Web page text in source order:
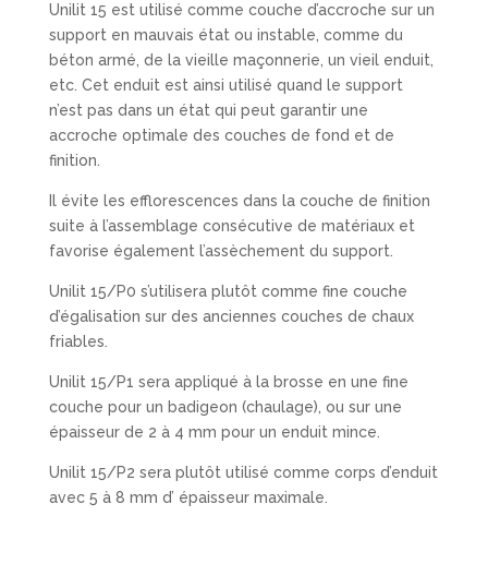
Unilit 15 est utilisé comme couche d’accroche sur un
support en mauvais état ou instable, comme du
béton armé, de la vieille maçonnerie, un vieil enduit,
etc. Cet enduit est ainsi utilisé quand le support
n’est pas dans un état qui peut garantir une
accroche optimale des couches de fond et de
finition.
Il évite les efflorescences dans la couche de finition
suite à l’assemblage consécutive de matériaux et
favorise également l’assèchement du support.
Unilit 15/P0 s’utilisera plutôt comme fine couche
d’égalisation sur des anciennes couches de chaux
friables.
Unilit 15/P1 sera appliqué à la brosse en une fine
couche pour un badigeon (chaulage), ou sur une
épaisseur de 2 à 4 mm pour un enduit mince.
Unilit 15/P2 sera plutôt utilisé comme corps d’enduit
avec 5 à 8 mm d’ épaisseur maximale.